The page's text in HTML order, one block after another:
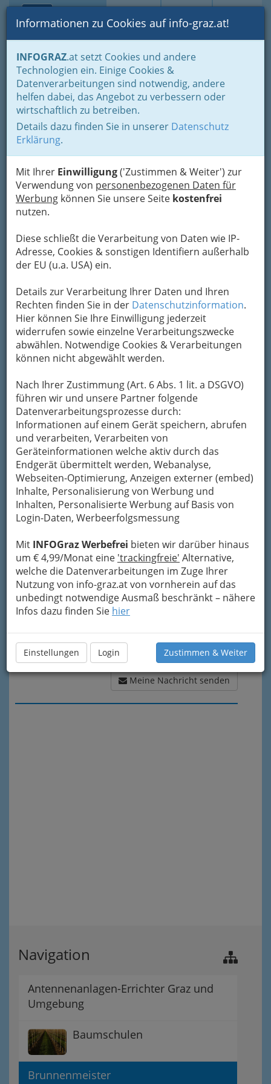
Suche Login Toggle
Informationen zu Cookies auf info-graz.at!
INFOGRAZ.at setzt Cookies und andere
Technologien ein. Einige Cookies &
Datenverarbeitungen sind notwendig, andere
helfen dabei, das Angebot zu verbessern oder
wirtschaftlich zu betreiben.
Details dazu finden Sie in unserer Datenschutz
Erklärung.
Mit Ihrer Einwilligung('Zustimmen & Weiter') zur
Verwendung von personenbezogenen Daten für
Werbung können Sie unsere Seite kostenfrei
nutzen.
Diese schließt die Verarbeitung von Daten wie IP-
Adresse, Cookies & sonstigen Identifiern außerhalb
der EU (u.a. USA) ein.
Details zur Verarbeitung Ihrer Daten und Ihren
Rechten finden Sie in der Datenschutzinformation.
Hier können Sie Ihre Einwilligung jederzeit
widerrufen sowie einzelne Verarbeitungszwecke
abwählen. Notwendige Cookies & Verarbeitungen
können nicht abgewählt werden.
Nach Ihrer Zustimmung (Art. 6 Abs. 1 lit. a DSGVO)
führen wir und unsere Partner folgende
Datenverarbeitungsprozesse durch:
Informationen auf einem Gerät speichern, abrufen
und verarbeiten, Verarbeiten von
Geräteinformationen welche aktiv durch das
Endgerät übermittelt werden, Webanalyse,
Webseiten-Optimierung, Anzeigen externer (embed)
Inhalte, Personalisierung von Werbung und
Inhalten, Personalisierte Werbung auf Basis von
Login-Daten, Werbeerfolgsmessung
Mit INFOGraz Werbefrei bieten wir darüber hinaus
um € 4,99/Monat eine 'trackingfreie' Alternative,
welche die Datenverarbeitungen im Zuge Ihrer
Nutzung von info-graz.at von vornherein auf das
unbedingt notwendige Ausmaß beschränkt – nähere
Infos dazu finden Sie hier
Einstellungen Login Zustimmen & Weiter
Home Branchen
Wohnen & Einrichten
Dienstleistungen im Außenbereich
Brunnenmeister
Ing. Johann Zötsch
Föllinger Straße 54, 8044 Graz-Mariatrost
+43 316 698 760
+43 316 328 560
+43 676 553 3880
Karte
Adresse mit Google Maps anschauen
Kontaktaufnahme
Um die Info-Graz Firmenvor Spam-Mails zu
bewahren, verwenden wir an dieser Stelle zur
Übermittlung Ihrer Nachricht ein sicheres
Formular. Ihre Nachricht wird nach dem
Absenden umgehend per Mail an das
Unternehmen Ing. Johann Zötsch weitergeleitet.
Mein Name
Meine Email Adresse
Mein Betreff
Meine Nachricht
Meine Nachricht senden
Navigation
Antennenanlagen-Errichter Graz und
Umgebung
Baumschulen
Brunnenmeister